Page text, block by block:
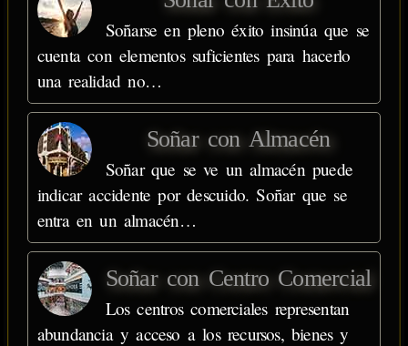
Soñarse en pleno éxito insinúa que se
cuenta con elementos suficientes para hacerlo
una realidad no…
Soñar con Almacén
Soñar que se ve un almacén puede
indicar accidente por descuido. Soñar que se
entra en un almacén…
Soñar con Centro Comercial
Los centros comerciales representan
abundancia y acceso a los recursos, bienes y